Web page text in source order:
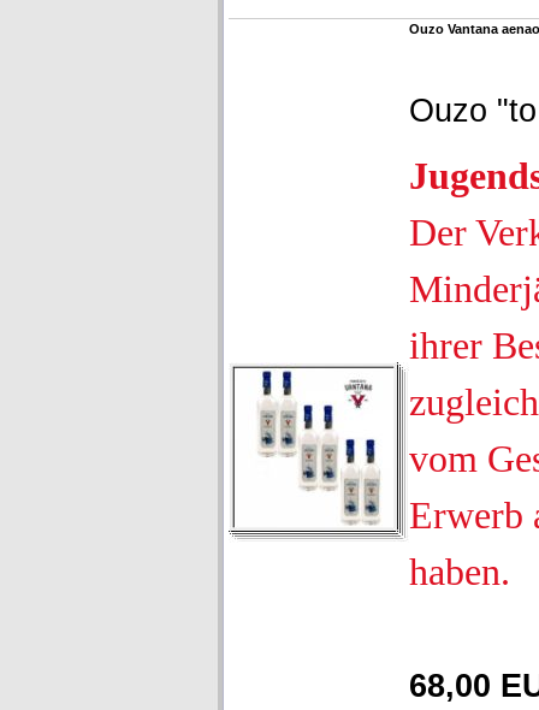
Ouzo Vantana
Ouzo
Der
ihrer
vom
Erwerb
haben.
68,00